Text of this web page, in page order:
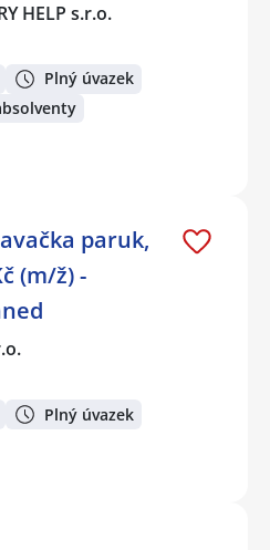
HELP s.r.o.
Plný úvazek
paruk,
(m/ž) -
Plný úvazek